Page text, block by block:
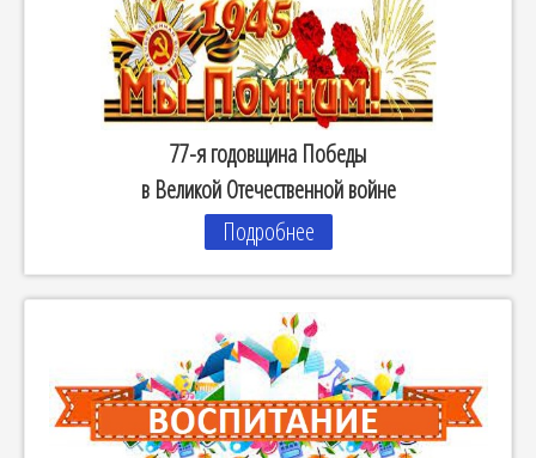
77-я годовщина Победы
в Великой Отечественной войне
Подробнее